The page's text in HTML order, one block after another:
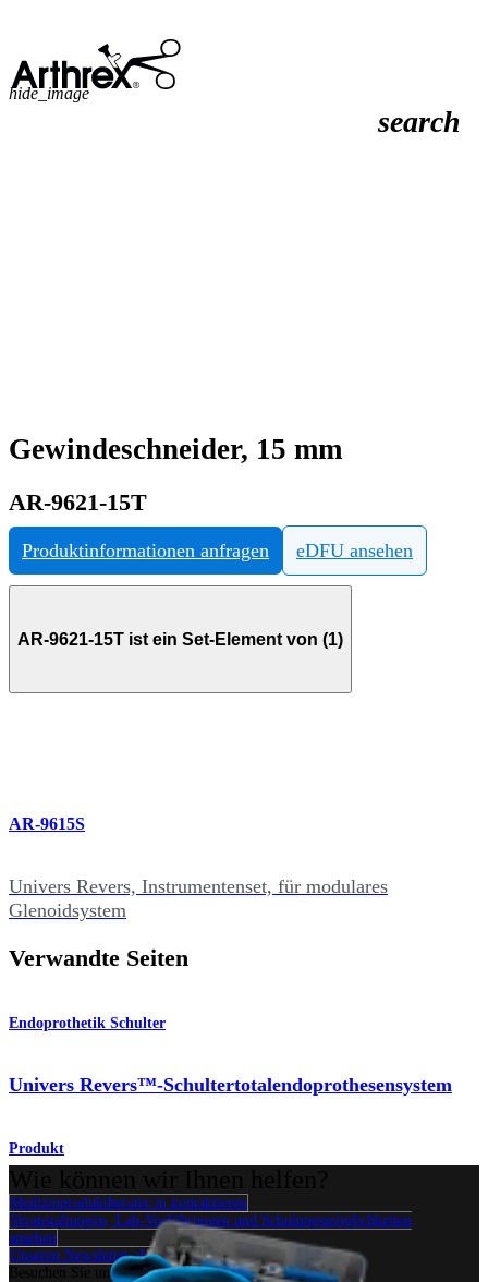
search
hide_image
Gewindeschneider, 15 mm
AR-9621-15T
Produktinformationen anfragen eDFU ansehen
AR-9621-15T ist ein Set-Element von (1)
AR-9615S
Univers Revers, Instrumentenset, für modulares
Glenoidsystem
Verwandte Seiten
Endoprothetik Schulter
Univers Revers™-Schultertotalendoprothesensystem
Produkt
Medizinproduktberater:in kontaktieren
Veranstaltungen, Lab-Vorführungen und Schulungsmöglichkeiten
ansehen
Unseren Newsletter abonnieren
Besuchen Sie uns